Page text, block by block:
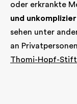
oder erkrankte
und
sehen unter
an
Thomi-Hopf-